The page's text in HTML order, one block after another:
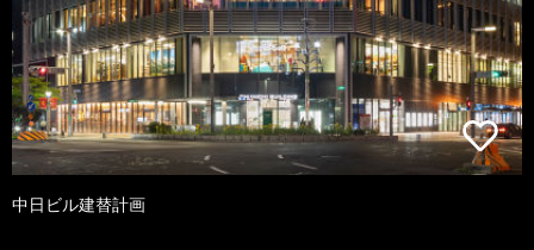
中日ビル建替計画